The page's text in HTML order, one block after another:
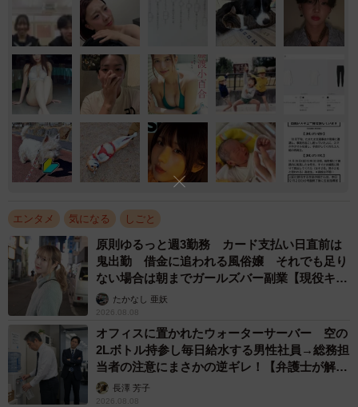
エンタメ 気になる しごと
原則ゆるっと週3勤務 カード支払い日直前は
鬼出勤 借金に追われる風俗嬢 それでも足り
ない場合は朝までガールズバー副業【現役キャ
ストに取材】
たかなし 亜妖
2026.08.08
オフィスに置かれたウォーターサーバー 空の
2Lボトル持参し毎日給水する男性社員→総務担
当者の注意にまさかの逆ギレ！【弁護士が解
説】長澤 芳子
2026.08.08